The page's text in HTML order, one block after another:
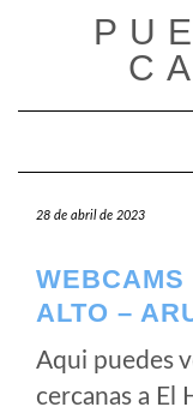
28 de abril de 2023
WEBCAMS
ALTO –
Aqui puedes
cercanas a